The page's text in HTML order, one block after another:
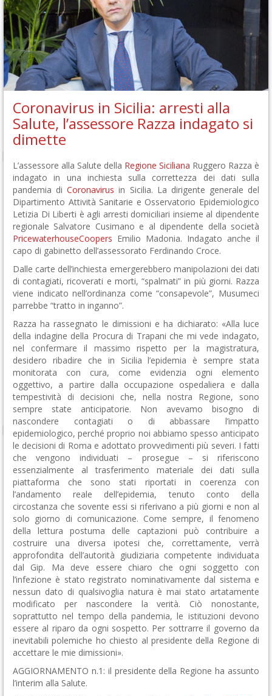
Coronavirus in Sicilia: arresti alla
Salute, l’assessore Razza indagato si
dimette
L’assessore alla Salute della Regione Siciliana Ruggero Razza è
indagato in una inchiesta sulla correttezza dei dati sulla
pandemia diCoronavirus in Sicilia. La dirigente generale del
Dipartimento Attività Sanitarie e Osservatorio Epidemiologico
Letizia Di Liberti è agli arresti domiciliari insieme al dipendente
regionale Salvatore Cusimano e al dipendente della società
PricewaterhouseCoopers Emilio Madonia. Indagato anche il
capo di gabinetto dell’assessorato Ferdinando Croce.
Dalle carte dell’inchiesta emergerebbero manipolazioni dei dati
di contagiati, ricoverati e morti, “spalmati” in più giorni. Razza
viene indicato nell’ordinanza come “consapevole”, Musumeci
parrebbe “tratto in inganno”.
Razza ha rassegnato le dimissioni e ha dichiarato: «Alla luce
della indagine della Procura di Trapani che mi vede indagato,
nel confermare il massimo rispetto per la magistratura,
desidero ribadire che in Sicilia l’epidemia è sempre stata
monitorata con cura, come evidenzia ogni elemento
oggettivo, a partire dalla occupazione ospedaliera e dalla
tempestività di decisioni che, nella nostra Regione, sono
sempre state anticipatorie. Non avevamo bisogno di
nascondere contagiati o di abbassare l’impatto
epidemiologico, perché proprio noi abbiamo spesso anticipato
le decisioni di Roma e adottato provvedimenti più severi. I fatti
che vengono individuati – prosegue – si riferiscono
essenzialmente al trasferimento materiale dei dati sulla
piattaforma che sono stati riportati in coerenza con
l’andamento reale dell’epidemia, tenuto conto della
circostanza che sovente essi si riferivano a più giorni e non al
solo giorno di comunicazione. Come sempre, il fenomeno
della lettura postuma delle captazioni può contribuire a
costruire una diversa ipotesi che, correttamente, verrà
approfondita dell’autorità giudiziaria competente individuata
dal Gip. Ma deve essere chiaro che ogni soggetto con
l’infezione è stato registrato nominativamente dal sistema e
nessun dato di qualsivoglia natura è mai stato artatamente
modificato per nascondere la verità. Ciò nonostante,
soprattutto nel tempo della pandemia, le istituzioni devono
essere al riparo da ogni sospetto. Per sottrarre il governo da
inevitabili polemiche ho chiesto al presidente della Regione di
accettare le mie dimissioni».
AGGIORNAMENTO n.1: il presidente della Regione ha assunto
l’interim alla Salute.